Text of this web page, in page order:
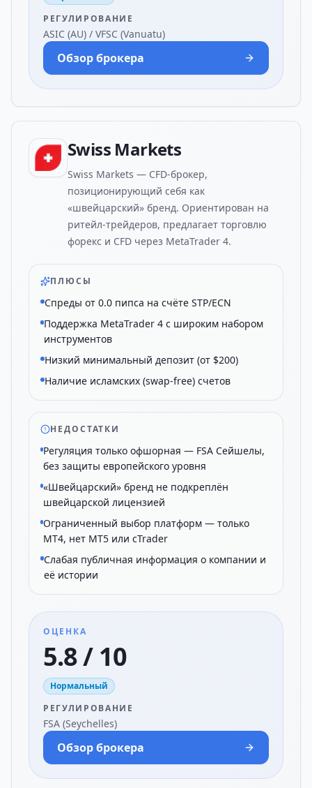
РЕГУЛИРОВАНИЕ
ASIC (AU) / VFSC (Vanuatu)
Обзор брокера
Swiss Markets
Swiss Markets — CFD-брокер,
позиционирующий себя как
«швейцарский» бренд. Ориентирован на
ритейл-трейдеров, предлагает торговлю
форекс и CFD через MetaTrader 4.
ПЛЮСЫ
Спреды от 0.0 пипса на счёте STP/ECN
Поддержка MetaTrader 4 с широким набором
инструментов
Низкий минимальный депозит (от $200)
Наличие исламских (swap-free) счетов
НЕДОСТАТКИ
Регуляция только офшорная — FSA Сейшелы,
без защиты европейского уровня
«Швейцарский» бренд не подкреплён
швейцарской лицензией
Ограниченный выбор платформ — только
MT4, нет MT5 или cTrader
Слабая публичная информация о компании и
её истории
ОЦЕНКА
5.8 / 10
Нормальный
РЕГУЛИРОВАНИЕ
FSA (Seychelles)
Обзор брокера